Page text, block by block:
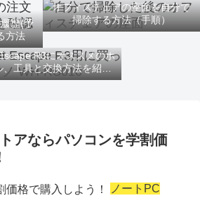
歴(予
方法
オフィスチェアの座面を自分で
掃除する方法（手順）
R3にオススメのホ
、工具と交換方法を紹介
するよ
アならパソコンを学割価
ノートPC